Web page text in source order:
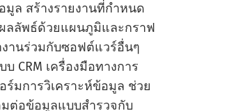
มูล สร้างรายงานที่กําหนด
ลลัพธ์ด้วยแผนภูมิและกราฟ
านร่วมกับซอฟต์แวร์อื่นๆ
CRM เครื่องมือทางการ
มการวิเคราะห์ข้อมูล ช่วย
มต่อข้อมูลแบบสํารวจกับ